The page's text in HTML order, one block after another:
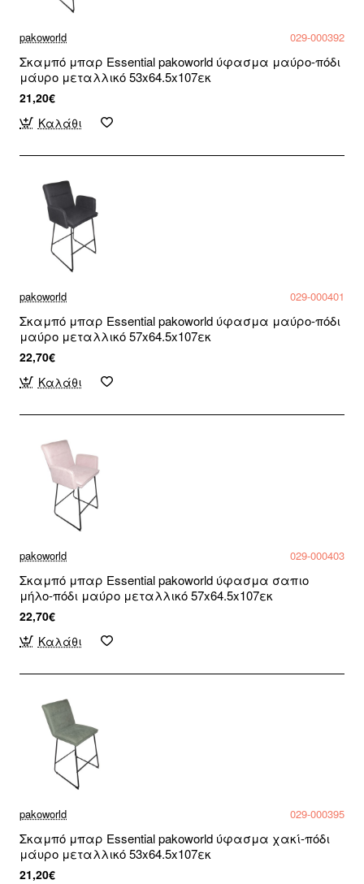
pakoworld 029-000392
Σκαμπό μπαρ Essential pakoworld ύφασμα μαύρο-πόδι
μάυρο μεταλλικό 53x64.5x107εκ
21,20€
Καλάθι
pakoworld 029-000401
Σκαμπό μπαρ Essential pakoworld ύφασμα μαύρο-πόδι
μαύρο μεταλλικό 57x64.5x107εκ
22,70€
Καλάθι
pakoworld 029-000403
Σκαμπό μπαρ Essential pakoworld ύφασμα σαπιο
μήλο-πόδι μαύρο μεταλλικό 57x64.5x107εκ
22,70€
Καλάθι
pakoworld 029-000395
Σκαμπό μπαρ Essential pakoworld ύφασμα χακί-πόδι
μάυρο μεταλλικό 53x64.5x107εκ
21,20€